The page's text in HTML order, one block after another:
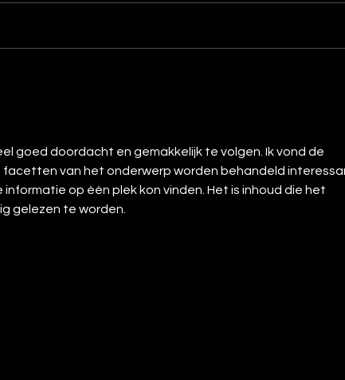
zijn de belangrijkste basics. 1.
ride.
goed doordacht en gemakkelijk te volgen. Ik vond de
facetten van het onderwerp worden behandeld
op één plek kon vinden. Het is inhoud die het
gelezen te worden.